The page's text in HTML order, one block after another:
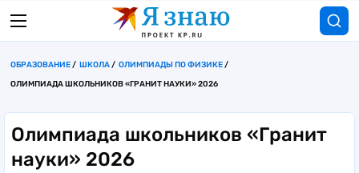
ОБРАЗОВАНИЕ ШКОЛА
ОЛИМПИАДЫ ПО ФИЗИКЕ
ОЛИМПИАДА ШКОЛЬНИКОВ «ГРАНИТ НАУКИ» 2026
Олимпиада школьников «Гранит
науки» 2026